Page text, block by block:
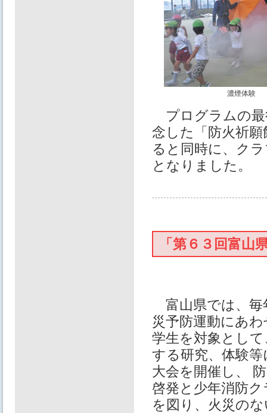
濃煙体験
プログラムの最
念した「防火祈
ると同時に、ク
となりました。
「第６３回富山
富山県では、毎
災予防運動にあ
学生を対象とし
する研究、体験
大会を開催し、
啓発と少年消防
を図り、火災の